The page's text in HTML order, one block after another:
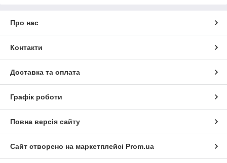
Про нас
Контакти
Доставка та оплата
Графік роботи
Повна версія сайту
Сайт створено на маркетплейсі Prom.ua